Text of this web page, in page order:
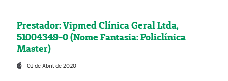
Prestador: Vipmed Clínica Geral Ltda,
51004349-0 (Nome Fantasia: Policlínica
Master)
01 de Abril de 2020